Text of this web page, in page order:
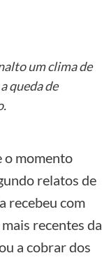
um clima de
queda de
o momento
relatos de
recebeu com
recentes da
a cobrar dos